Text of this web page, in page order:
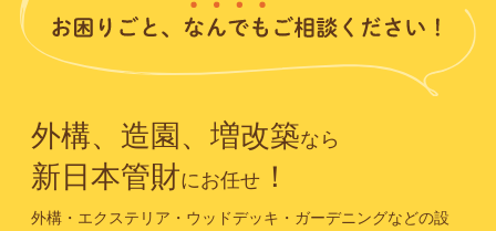
外構、造園、増改築なら
新日本管財にお任せ！
外構・エクステリア・ウッドデッキ・ガーデニングなどの設